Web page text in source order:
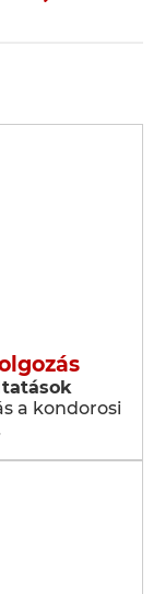
a kondorosi